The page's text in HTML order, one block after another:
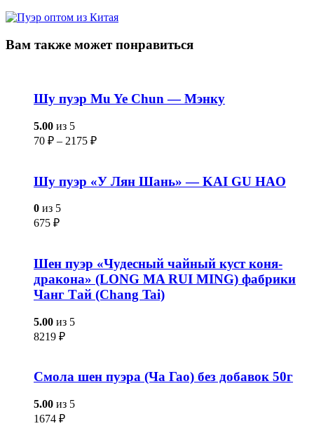
Вам также может понравиться
Шу пуэр Mu Ye Chun — Мэнку
5.00 из 5
70 ₽ – 2175 ₽
Шу пуэр «У Лян Шань» — KAI GU HAO
0 из 5
675 ₽
Шен пуэр «Чудесный чайный куст коня-
дракона» (LONG MA RUI MING) фабрики
Чанг Тай (Chang Tai)
5.00 из 5
8219 ₽
Смола шен пуэра (Ча Гао) без добавок 50г
5.00 из 5
1674 ₽